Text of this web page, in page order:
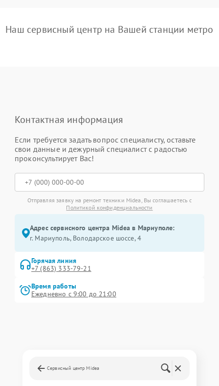
Наш сервисный центр на Вашей станции метро
Контактная информация
Если требуется задать вопрос специалисту, оставьте
свои данные и дежурный специалист с радостью
проконсультирует Вас!
Отправляя заявку на ремонт техники Midea, Вы соглашаетесь с
Политикой конфиденциальности
Адрес сервисного центра Midea в Мариуполе:
г. Мариуполь, Володарское шоссе, 4
Горячая линия
+7 (863) 333-79-21
Время работы
Ежедневно с 9:00 до 21:00
Сервисный центр Midea